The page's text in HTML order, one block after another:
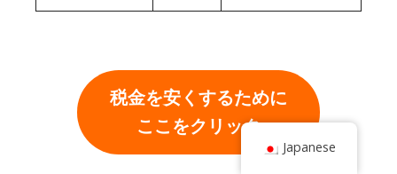
税金を安くするために
ここをクリック
Japanese